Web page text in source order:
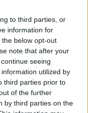
to third parties, or
information for
below opt-out
note that after your
seeing
utilized by
third parties prior to
of the further
by third parties on the